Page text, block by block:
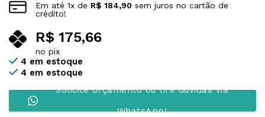
Em até1x de R$ 184,90 sem juros no cartão de
crédito!
R$ 175,66
no pix
4 em estoque
4 em estoque
Solicite orçamento ou tire dúvidas via
WhatsApp!